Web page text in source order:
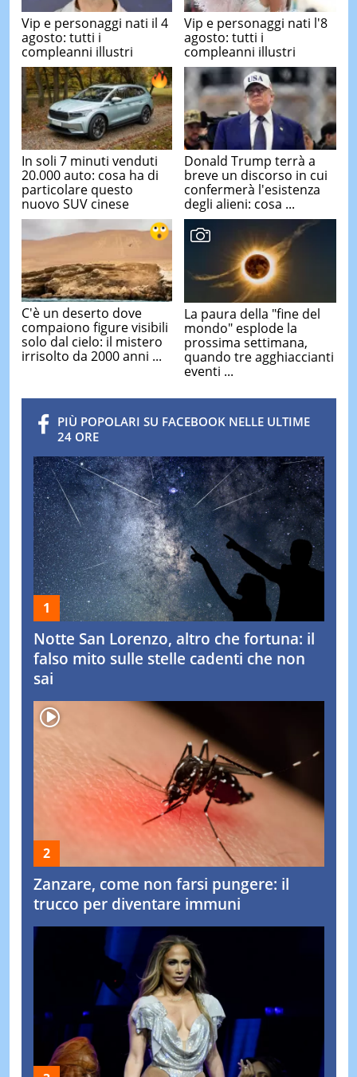
Vip e personaggi nati il 4
agosto: tutti i
compleanni illustri
Vip e personaggi nati l'8
agosto: tutti i
compleanni illustri
In soli 7 minuti venduti
20.000 auto: cosa ha di
particolare questo
nuovo SUV cinese
Donald Trump terrà a
breve un discorso in cui
confermerà l'esistenza
degli alieni: cosa ...
C'è un deserto dove
compaiono figure visibili
solo dal cielo: il mistero
irrisolto da 2000 anni ...
La paura della "fine del
mondo" esplode la
prossima settimana,
quando tre agghiaccianti
eventi ...
PIÙ POPOLARI SU FACEBOOK NELLE ULTIME
24 ORE
Notte San Lorenzo, altro che fortuna: il
falso mito sulle stelle cadenti che non
sai
Zanzare, come non farsi pungere: il
trucco per diventare immuni